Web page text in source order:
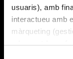
usuaris), amb
interactueu amb
màrqueting
adequant-la en